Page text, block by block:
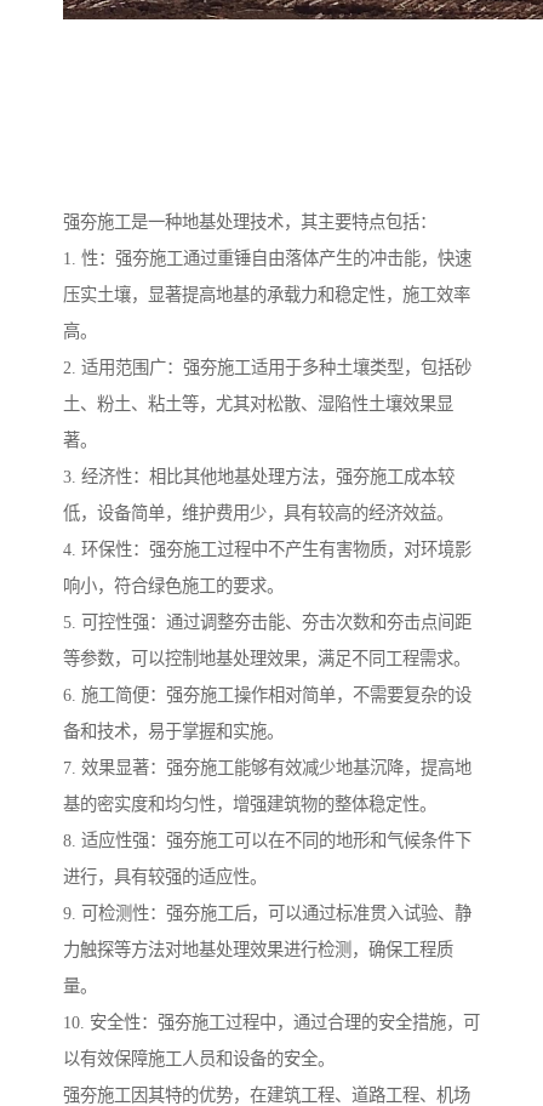
强夯施工是一种地基处理技术，其主要特点包括：
1. 性：强夯施工通过重锤自由落体产生的冲击能，快速
压实土壤，显著提高地基的承载力和稳定性，施工效率
高。
2. 适用范围广：强夯施工适用于多种土壤类型，包括砂
土、粉土、粘土等，尤其对松散、湿陷性土壤效果显
著。
3. 经济性：相比其他地基处理方法，强夯施工成本较
低，设备简单，维护费用少，具有较高的经济效益。
4. 环保性：强夯施工过程中不产生有害物质，对环境影
响小，符合绿色施工的要求。
5. 可控性强：通过调整夯击能、夯击次数和夯击点间距
等参数，可以控制地基处理效果，满足不同工程需求。
6. 施工简便：强夯施工操作相对简单，不需要复杂的设
备和技术，易于掌握和实施。
7. 效果显著：强夯施工能够有效减少地基沉降，提高地
基的密实度和均匀性，增强建筑物的整体稳定性。
8. 适应性强：强夯施工可以在不同的地形和气候条件下
进行，具有较强的适应性。
9. 可检测性：强夯施工后，可以通过标准贯入试验、静
力触探等方法对地基处理效果进行检测，确保工程质
量。
10. 安全性：强夯施工过程中，通过合理的安全措施，可
以有效保障施工人员和设备的安全。
强夯施工因其特的优势，在建筑工程、道路工程、机场